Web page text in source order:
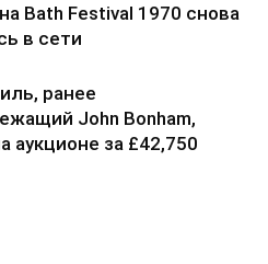
Bath Festival 1970 снова
в сети
ранее
John Bonham,
аукционе за £42,750